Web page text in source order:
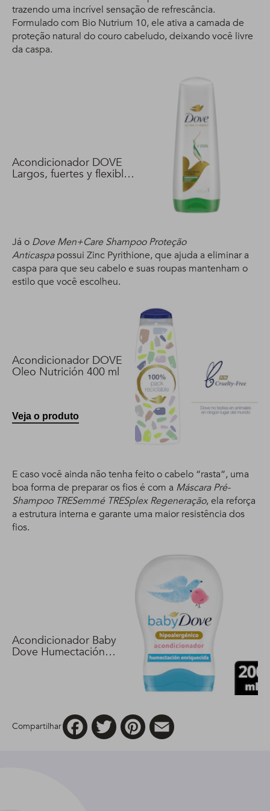
trazendo uma incrível sensação de refrescância.
Formulado com Bio Nutrium 10, ele ativa a camada de
proteção natural do couro cabeludo, deixando você livre
da caspa.
Acondicionador DOVE
Largos, fuertes y flexibles
Já o Dove Men+Care Shampoo Proteção
Anticaspapossui Zinc Pyrithione, que ajuda a eliminar a
caspa para que seu cabelo e suas roupas mantenham o
estilo que você escolheu.
Acondicionador DOVE
Oleo Nutrición 400 ml
Veja o produto
E caso você ainda não tenha feito o cabelo “rasta”, uma
boa forma de preparar os fios é com a Máscara Pré-
Shampoo TRESemmé TRESplex Regeneração, ela reforça
a estrutura interna e garante uma maior resistência dos
fios.
Acondicionador Baby
Dove Humectación
Compartilhar
FacebookTwitter Pinterest